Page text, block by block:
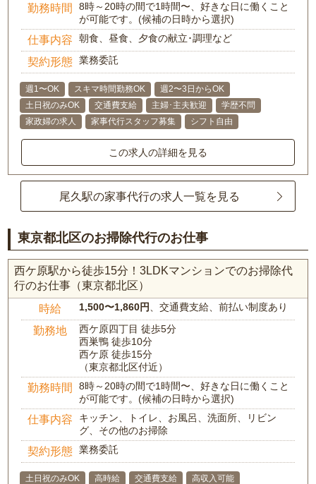
勤務時間
8時～20時の間で1時間〜、好きな日に働くこと
が可能です。(候補の日時から選択)
仕事内容 朝食、昼食、夕食の献立･調理など
契約形態 業務委託
週1〜OK スキマ時間勤務OK
週2〜3日からOK
土日祝のみOK
交通費支給 主婦･主夫歓迎
学歴不問
家政婦の求人
家事代行スタッフ募集 シフト自由
この求人の詳細を見る
尾久駅の家事代行の求人一覧を見る
東京都北区のお掃除代行のお仕事
西ケ原駅から徒歩15分！3LDKマンションでのお掃除代
行のお仕事（東京都北区）
時給 1,500〜1,860円 、交通費支給、前払い制度あり
勤務地
西ケ原四丁目 徒歩5分
西巣鴨 徒歩10分
西ケ原 徒歩15分
（東京都北区付近）
勤務時間
8時～20時の間で1時間〜、好きな日に働くこと
が可能です。(候補の日時から選択)
仕事内容
キッチン、トイレ、お風呂、洗面所、リビン
グ、その他のお掃除
契約形態 業務委託
土日祝のみOK 高時給 交通費支給
高収入可能